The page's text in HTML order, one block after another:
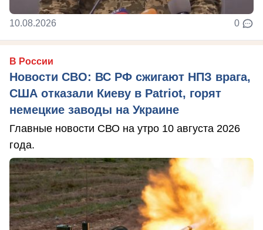
10.08.2026 0
В России
Новости СВО: ВС РФ сжигают НПЗ врага,
США отказали Киеву в Patriot, горят
немецкие заводы на Украине
Главные новости СВО на утро 10 августа 2026
года.